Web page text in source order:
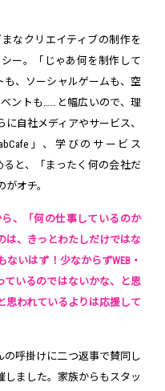
なクリエイティブの制作を
ー。「じゃあ何を制作して
も、ソーシャルゲームも、空
ントも……と幅広いので、理
自社メディアやサービス、
」、学びのサービス
ると、「まったく何の会社だ
オチ。
、「何の仕事しているのか
は、きっとわたしだけではな
いはず！少なからずWEB・
ているのではないかな、と思
思われているよりは応援して
の呼掛けに二つ返事で賛同し
しました。家族からもスタッ